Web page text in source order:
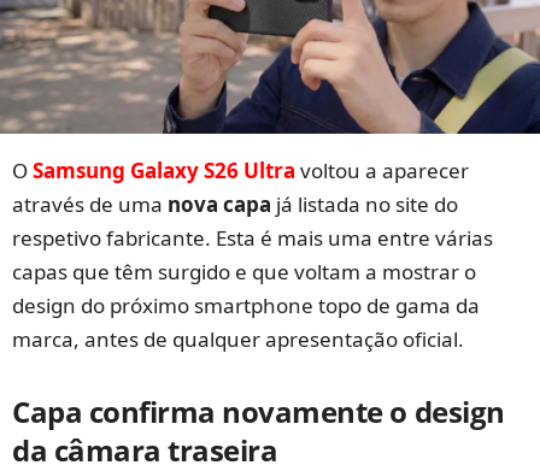
OSamsung Galaxy S26 Ultra voltou a aparecer
através de uma nova capa já listada no site do
respetivo fabricante. Esta é mais uma entre várias
capas que têm surgido e que voltam a mostrar o
design do próximo smartphone topo de gama da
marca, antes de qualquer apresentação oficial.
Capa confirma novamente o design
da câmara traseira